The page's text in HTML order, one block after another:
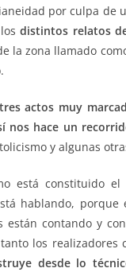
por culpa de
losdistintos relatos
la zona llamado
actos muy
nos hace un
y algunas
está constituido
hablando,
están contando y
los realizadores
desde lo